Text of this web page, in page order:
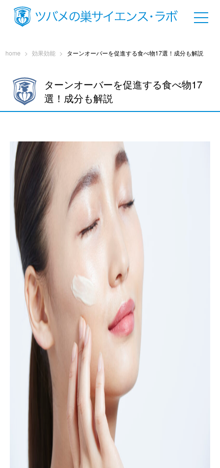
home > 効果効能 > ターンオーバーを促進する食べ物17選！成分も解説
ターンオーバーを促進する食べ物17
選！成分も解説